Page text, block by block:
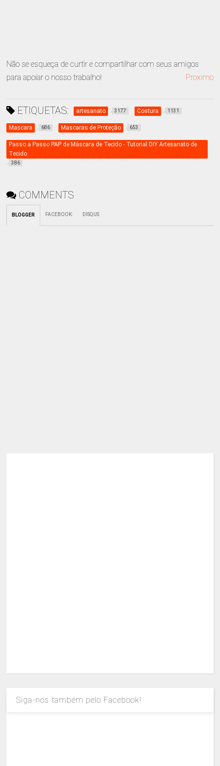
Não se esqueça de curtir e compartilhar com seus amigos
para apoiar o nosso trabalho!
Proximo
ETIQUETAS: artesanato 3177 Costura 1131
Mascara 686 Mascaras de Proteção 653
Passo a Passo PAP de Máscara de Tecido - Tutorial DIY Artesanato de
Tecido
386
COMMENTS
BLOGGER FACEBOOK: DISQUS
Siga-nos também pelo Facebook!